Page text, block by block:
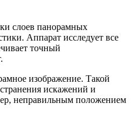
слоев панорамных
Аппарат исследует все
точный
изображение. Такой
искажений и
неправильным положением